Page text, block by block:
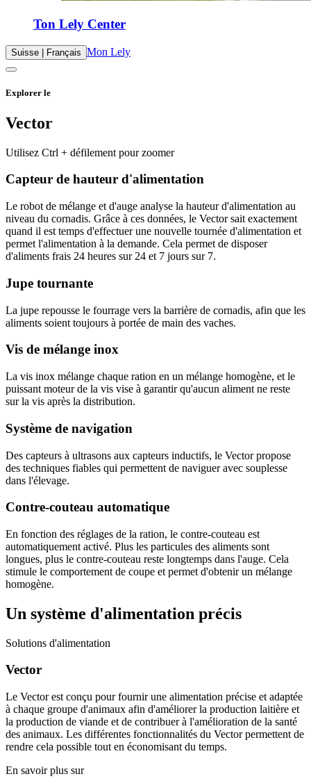
Ton Lely Center
Suisse | Français Mon Lely
Explorer le
Vector
Utilisez Ctrl + défilement pour zoomer
Capteur de hauteur d'alimentation
Le robot de mélange et d'auge analyse la hauteur d'alimentation au
niveau du cornadis. Grâce à ces données, le Vector sait exactement
quand il est temps d'effectuer une nouvelle tournée d'alimentation et
permet l'alimentation à la demande. Cela permet de disposer
d'aliments frais 24 heures sur 24 et 7 jours sur 7.
Jupe tournante
La jupe repousse le fourrage vers la barrière de cornadis, afin que les
aliments soient toujours à portée de main des vaches.
Vis de mélange inox
La vis inox mélange chaque ration en un mélange homogène, et le
puissant moteur de la vis vise à garantir qu'aucun aliment ne reste
sur la vis après la distribution.
Système de navigation
Des capteurs à ultrasons aux capteurs inductifs, le Vector propose
des techniques fiables qui permettent de naviguer avec souplesse
dans l'élevage.
Contre-couteau automatique
En fonction des réglages de la ration, le contre-couteau est
automatiquement activé. Plus les particules des aliments sont
longues, plus le contre-couteau reste longtemps dans l'auge. Cela
stimule le comportement de coupe et permet d'obtenir un mélange
homogène.
Un système d'alimentation précis
Solutions d'alimentation
Vector
Le Vector est conçu pour fournir une alimentation précise et adaptée
à chaque groupe d'animaux afin d'améliorer la production laitière et
la production de viande et de contribuer à l'amélioration de la santé
des animaux. Les différentes fonctionnalités du Vector permettent de
rendre cela possible tout en économisant du temps.
En savoir plus sur